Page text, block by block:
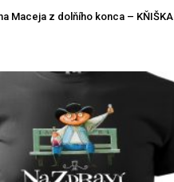
Maceja z dolňího konca – KŇIŠKA